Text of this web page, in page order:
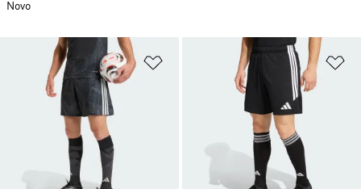
Adicionar à Lista de Desejos
Novo